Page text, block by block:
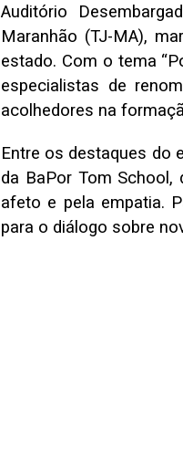
Auditório
Maranhão (TJ-MA),
estado. Com o tema
especialistas de
acolhedores na
Entre os destaques do
da BaPor Tom
afeto e pela empatia.
para o diálogo sobre